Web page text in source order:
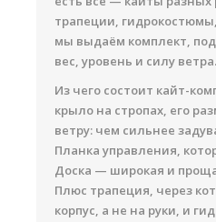
трапеции,
мы выдаём комплект,
вес, уровень и силу ветра.
Из чего состоит кайт-
крыло на стропах, его
ветру: чем сильнее
Планка управления,
Доска — широкая и
Плюс трапеция, через
корпус, а не на руки, и